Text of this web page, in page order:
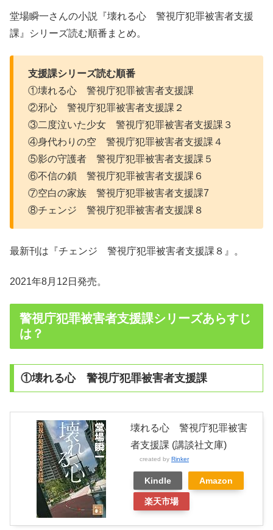
堂場瞬一さんの小説『壊れる心 警視庁犯罪被害者支援
課』シリーズ読む順番まとめ。
支援課シリーズ読む順番
①壊れる心 警視庁犯罪被害者支援課
②邪心 警視庁犯罪被害者支援課２
③二度泣いた少女 警視庁犯罪被害者支援課３
④身代わりの空 警視庁犯罪被害者支援課４
⑤影の守護者 警視庁犯罪被害者支援課５
⑥不信の鎖 警視庁犯罪被害者支援課６
⑦空白の家族 警視庁犯罪被害者支援課7
⑧チェンジ 警視庁犯罪被害者支援課８
最新刊は『チェンジ 警視庁犯罪被害者支援課８』。
2021年8月12日発売。
警視庁犯罪被害者支援課シリーズあらすじ
は？
①壊れる心 警視庁犯罪被害者支援課
壊れる心 警視庁犯罪被害
者支援課 (講談社文庫)
created by Rinker
Kindle Amazon
楽天市場